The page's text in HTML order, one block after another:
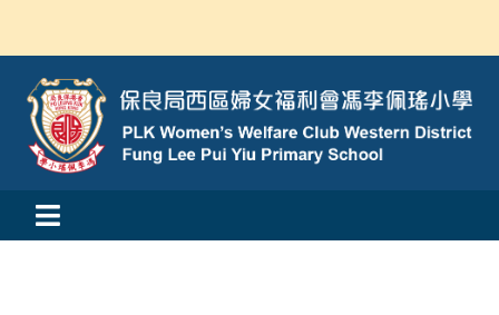
content
Toggle